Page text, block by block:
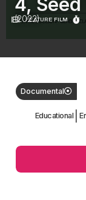
FEATURE FILM
4,
(2022)
Documental
Educational